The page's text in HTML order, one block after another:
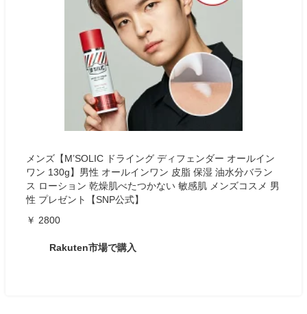
メンズ【M’SOLIC ドライング ディフェンダー オールイン
ワン 130g】男性 オールインワン 皮脂 保湿 油水分バラン
ス ローション 乾燥肌べたつかない 敏感肌 メンズコスメ 男
性 プレゼント【SNP公式】
￥ 2800
Rakuten市場で購入